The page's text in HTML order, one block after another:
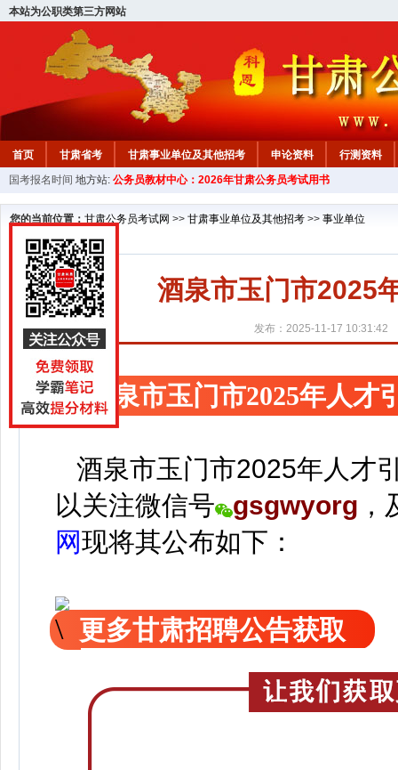
本站为公职类第三方网站
首页 甘肃省考 甘肃事业单位及其他招考 申论资料
行测资料
国考报名时间 地方站: 公务员教材中心：2026年甘肃公务员考试用书
您的当前位置： 甘肃公务员考试网 >> 甘肃事业单位及其他招考 >> 事业单位
酒泉市玉门市2025
发布：2025-11-17 10:31:42
酒泉市玉门市2025年人才
酒泉市玉门市2025年人才
以关注微信号 gsgwyorg ，
网现将其公布如下：
更多甘肃招聘公告获取